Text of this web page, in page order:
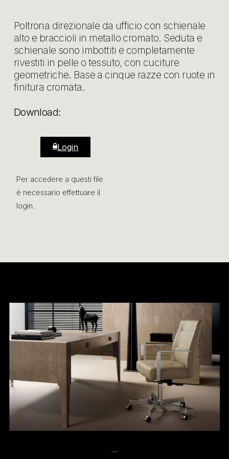
Download:
Login
Per accedere a questi file
è necessario effettuare il
login.
Poltrona direzionale da ufficio con schienale
alto e braccioli in metallo cromato. Seduta e
schienale sono imbottiti e completamente
rivestiti in pelle o tessuto, con cuciture
geometriche. Base a cinque razze con ruote in
finitura cromata.